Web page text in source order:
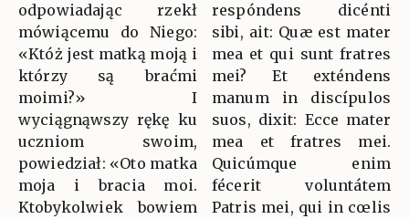
odpowiadając rzekł
mówiącemu do Niego:
«Któż jest matką moją i
którzy są braćmi
moimi?» I
wyciągnąwszy rękę ku
uczniom swoim,
powiedział: «Oto matka
moja i bracia moi.
Ktobykolwiek bowiem
respóndens dicénti
sibi, ait: Quæ est mater
mea et qui sunt fratres
mei? Et exténdens
manum in discípulos
suos, dixit: Ecce mater
mea et fratres mei.
Quicúmque enim
fécerit voluntátem
Patris mei, qui in cœlis